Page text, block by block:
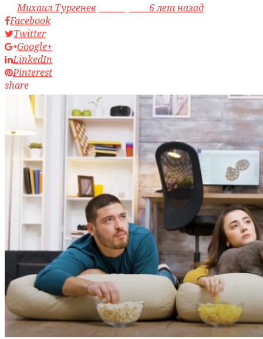
byМихаил Тургенев
6 лет назад
Facebook
Twitter
Google+
LinkedIn
Pinterest
share